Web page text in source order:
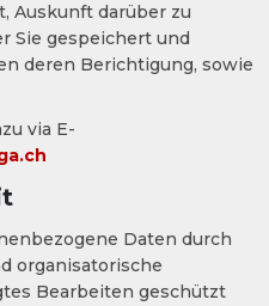
Auskunft darüber zu
Sie gespeichert und
deren Berichtigung, sowie
via E-
Daten durch
organisatorische
Bearbeiten geschützt